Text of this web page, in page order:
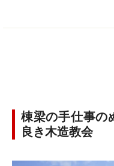
棟梁の手仕事の
良き木造教会